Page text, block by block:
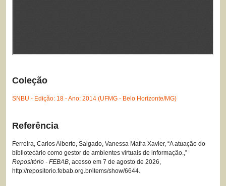
Coleção
SNBU - Edição: 18 - Ano: 2014 (UFMG - Belo Horizonte/MG)
Referência
Ferreira, Carlos Alberto, Salgado, Vanessa Mafra Xavier, “A atuação do
bibliotecário como gestor de ambientes virtuais de informação.,”
Repositório - FEBAB, acesso em 7 de agosto de 2026,
http://repositorio.febab.org.br/items/show/6644.